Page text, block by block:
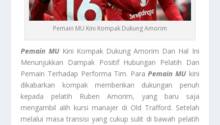
Pemain MU Kini Kompak Dukung Amorim
Pemain MUKini Kompak Dukung Amorim Dan Hal Ini
Menunjukkan Dampak Positif Hubungan Pelatih Dan
Pemain Terhadap Performa Tim. ParaPemain MU kini
dikabarkan kompak memberikan dukungan penuh
kepada pelatih Ruben Amorim, yang baru saja
mengambil alih kursi manajer di Old Trafford. Setelah
melalui masa transisi yang cukup sulit di bawah pelatih